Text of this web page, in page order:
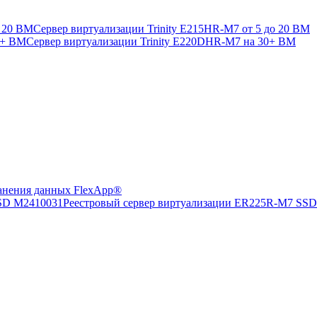
Сервер виртуализации Trinity E215HR-M7 от 5 до 20 ВМ
Сервер виртуализации Trinity E220DHR-M7 на 30+ ВМ
данных FlexApp®
Реестровый сервер виртуализации ER225R-M7